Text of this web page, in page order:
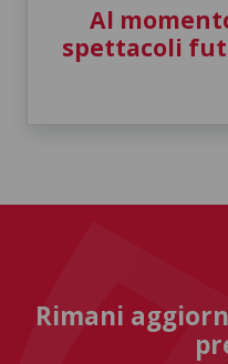
Al
spettacoli
Rimani